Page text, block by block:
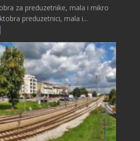
za preduzetnike, mala i mikro
preduzetnici, mala i...